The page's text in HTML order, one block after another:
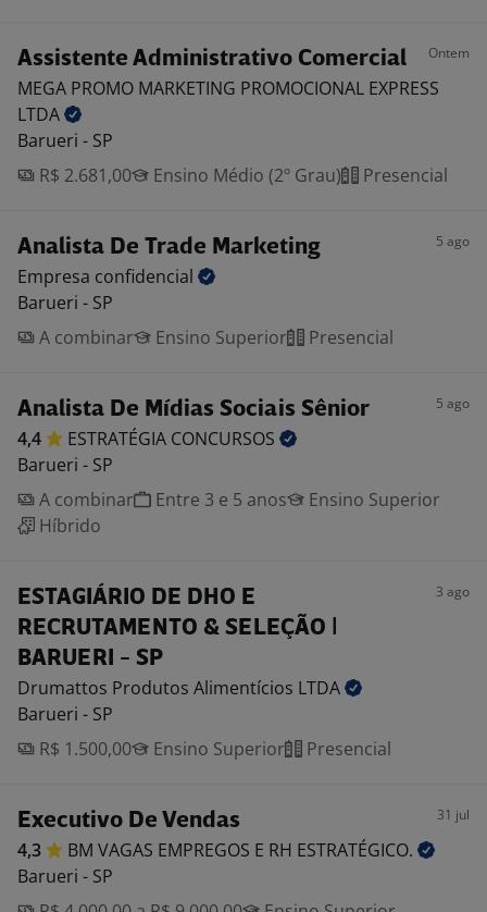
Assistente Administrativo Comercial Ontem
MEGA PROMO MARKETING PROMOCIONAL EXPRESS
LTDA
Barueri - SP
R$ 2.681,00
Ensino Médio (2º Grau) Presencial
Analista De Trade Marketing 5 ago
Empresa confidencial
Barueri - SP
A combinar
Ensino Superior Presencial
Analista De Mídias Sociais Sênior 5 ago
4,4 ESTRATÉGIA CONCURSOS
Barueri - SP
A combinar
Entre 3 e 5 anos
Ensino Superior
Híbrido
ESTAGIÁRIO DE DHO E
RECRUTAMENTO & SELEÇÃO |
BARUERI - SP
3 ago
Drumattos Produtos Alimentícios LTDA
Barueri - SP
R$ 1.500,00
Ensino Superior Presencial
Executivo De Vendas 31 jul
4,3 BM VAGAS EMPREGOS E RH ESTRATÉGICO.
Barueri - SP